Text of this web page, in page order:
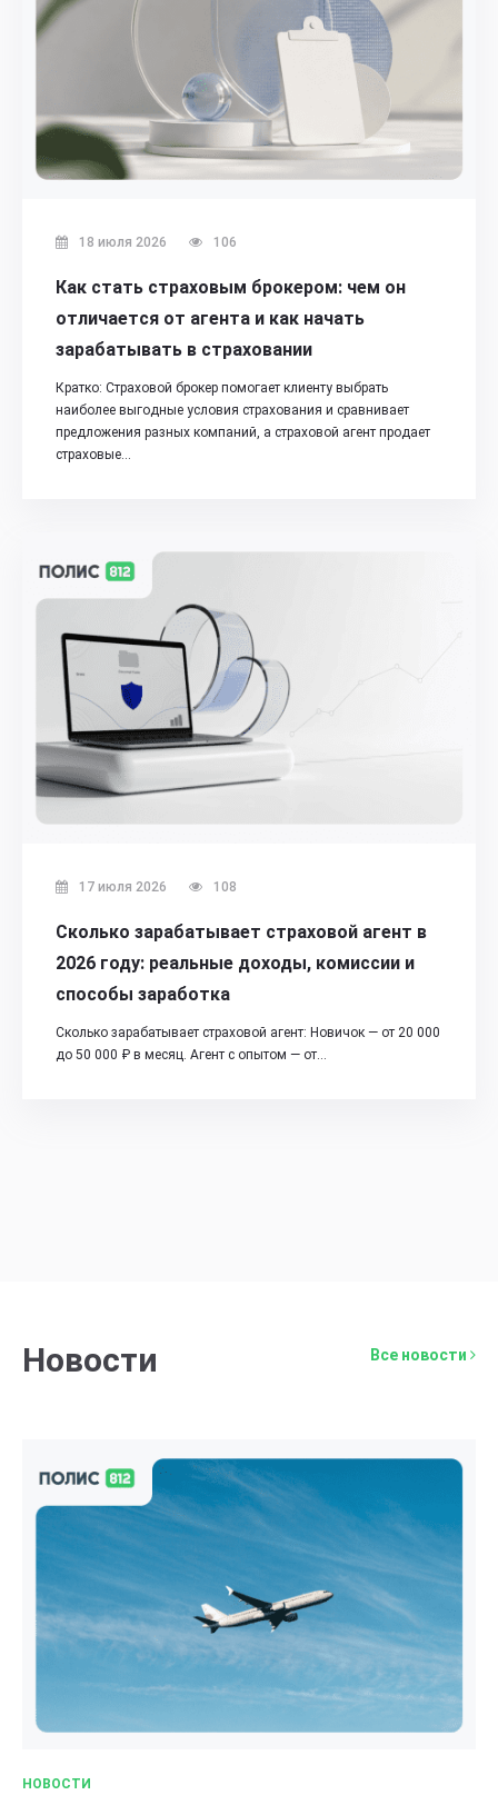
18 июля 2026 106
Как стать страховым брокером: чем он
отличается от агента и как начать
зарабатывать в страховании
Кратко: Страховой брокер помогает клиенту выбрать
наиболее выгодные условия страхования и сравнивает
предложения разных компаний, а страховой агент продает
страховые…
17 июля 2026 108
Сколько зарабатывает страховой агент в
2026 году: реальные доходы, комиссии и
способы заработка
Сколько зарабатывает страховой агент: Новичок — от 20 000
до 50 000 ₽ в месяц. Агент с опытом — от…
Новости Все новости
НОВОСТИ